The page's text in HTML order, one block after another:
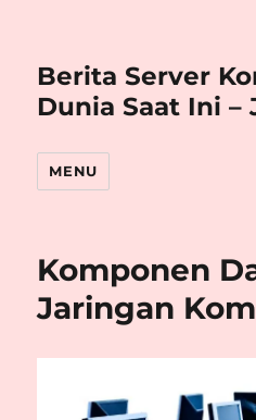
Berita Server
Dunia Saat Ini –
MENU
Komponen
Jaringan